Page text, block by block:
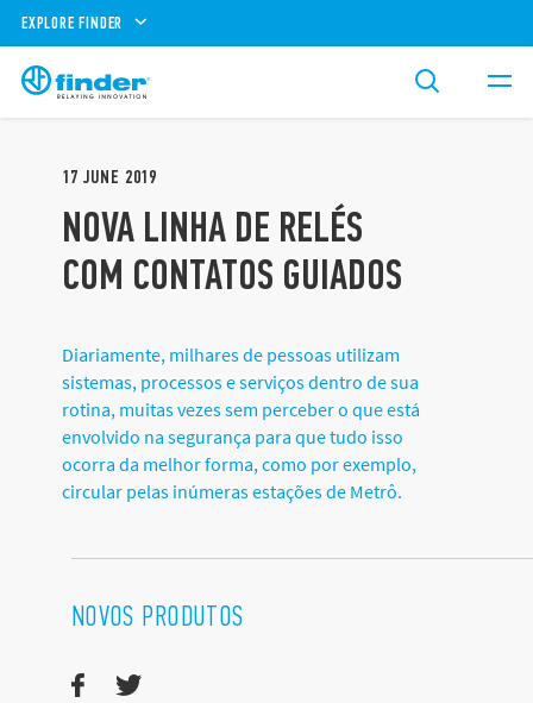
EXPLORE FINDER
17 JUNE 2019
NOVA LINHA DE RELÉS
COM CONTATOS GUIADOS
Diariamente, milhares de pessoas utilizam
sistemas, processos e serviços dentro de sua
rotina, muitas vezes sem perceber o que está
envolvido na segurança para que tudo isso
ocorra da melhor forma, como por exemplo,
circular pelas inúmeras estações de Metrô.
NOVOS PRODUTOS